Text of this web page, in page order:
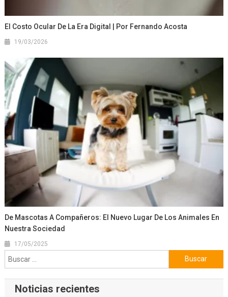
El Costo Ocular De La Era Digital | Por Fernando Acosta
19/03/2026
De Mascotas A Compañeros: El Nuevo Lugar De Los Animales En
Nuestra Sociedad
17/05/2025
Buscar:
Noticias recientes